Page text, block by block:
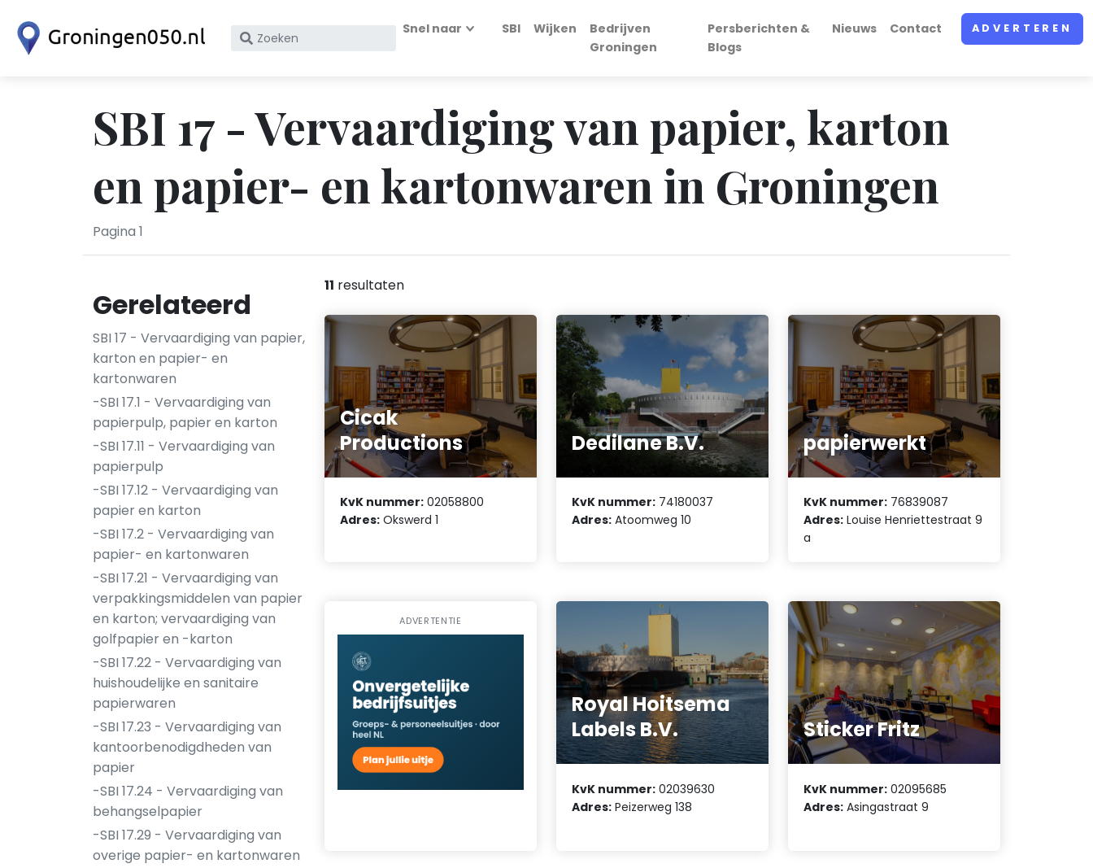
Zoek
KvK
nummer
Snel naar SBI Wijken
Bedrijven
Groningen
Persberichten &
Blogs
Nieuws Contact ADVERTEREN
SBI 17 - Vervaardiging van papier, karton
en papier- en kartonwaren in Groningen
Pagina 1
Gerelateerd
SBI 17 - Vervaardiging van papier,
karton en papier- en
kartonwaren
-SBI 17.1 - Vervaardiging van
papierpulp, papier en karton
-SBI 17.11 - Vervaardiging van
papierpulp
-SBI 17.12 - Vervaardiging van
papier en karton
-SBI 17.2 - Vervaardiging van
papier- en kartonwaren
-SBI 17.21 - Vervaardiging van
verpakkingsmiddelen van papier
en karton; vervaardiging van
golfpapier en -karton
-SBI 17.22 - Vervaardiging van
huishoudelijke en sanitaire
papierwaren
-SBI 17.23 - Vervaardiging van
kantoorbenodigdheden van
papier
-SBI 17.24 - Vervaardiging van
behangselpapier
-SBI 17.29 - Vervaardiging van
overige papier- en kartonwaren
11 resultaten
Cicak
Productions
KvK nummer: 02058800
Adres: Okswerd 1
Dedilane B.V.
KvK nummer: 74180037
Adres: Atoomweg 10
papierwerkt
KvK nummer: 76839087
Adres: Louise Henriettestraat 9
a
ADVERTENTIE
Royal Hoitsema
Labels B.V.
KvK nummer: 02039630
Adres: Peizerweg 138
Sticker Fritz
KvK nummer: 02095685
Adres: Asingastraat 9